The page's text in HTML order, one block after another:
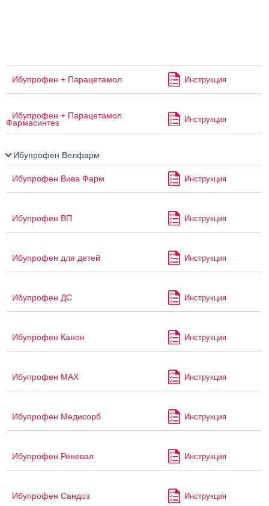
Ибупрофен + Парацетамол Инструкция
Ибупрофен + Парацетамол
Фармасинтез Инструкция
Ибупрофен Велфарм
Ибупрофен Вива Фарм Инструкция
Ибупрофен ВП Инструкция
Ибупрофен для детей Инструкция
Ибупрофен ДС Инструкция
Ибупрофен Канон Инструкция
Ибупрофен МАХ Инструкция
Ибупрофен Медисорб Инструкция
Ибупрофен Реневал Инструкция
Ибупрофен Сандоз Инструкция